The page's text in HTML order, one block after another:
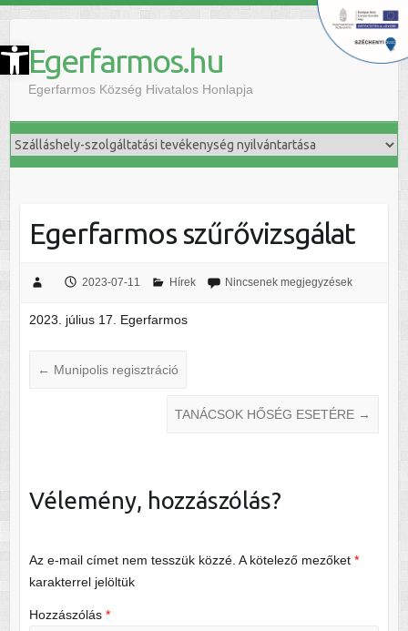
Eszköztár megnyitása Egerfarmos.hu
Egerfarmos Község Hivatalos Honlapja
Egerfarmos szűrővizsgálat
2023-07-11 Hírek Nincsenek megjegyzések
2023. július 17. Egerfarmos
← Munipolis regisztráció
TANÁCSOK HŐSÉG ESETÉRE →
Vélemény, hozzászólás?
Az e-mail címet nem tesszük közzé. A kötelező mezőket *
karakterrel jelöltük
Hozzászólás *